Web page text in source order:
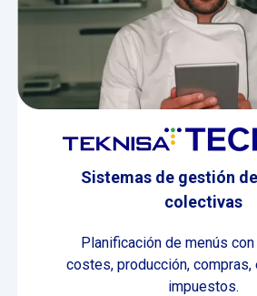
Sistemas de gestión
colectivas
Planificación de menús
costes, producción,
impuestos.